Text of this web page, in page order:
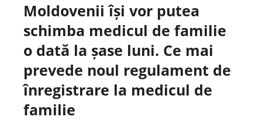
E-Sănătate Medici
E-Sănătate Instituții
Tuberculoza Info
Spitale.MD
Moldovenii își vor putea
schimba medicul de familie
o dată la șase luni. Ce mai
prevede noul regulament de
înregistrare la medicul de
familie